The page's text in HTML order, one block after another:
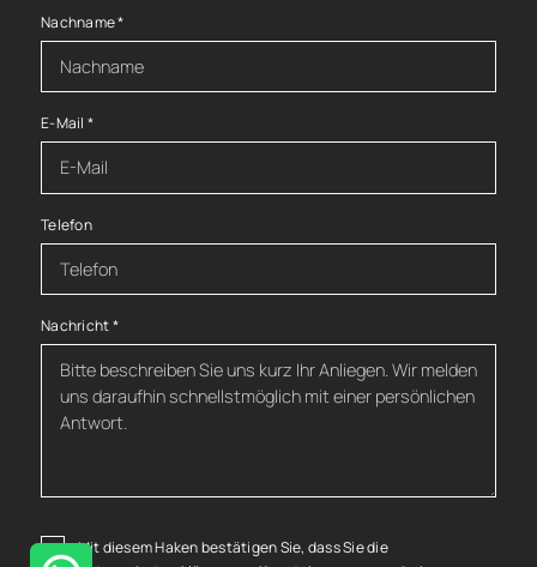
Nachname*
E-Mail *
Telefon
Nachricht*
Mit diesem Haken bestätigen Sie, dass Sie die